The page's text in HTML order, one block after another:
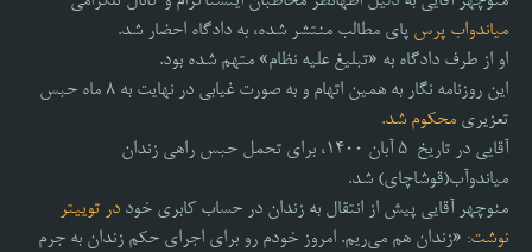
میاندواب پرس پای مطالب منتشر شده، به دادگاه احضار شد.
او از طرف دادگاه به «تبلیغ علیه نظام» متهم شده بود.
این روزنامه نگار به همین اتهام و به صورت غیابی در نهایت به ۸ ماه حبس
تعزیری محکوم شد.
آقایی در تاریخ ۵ آبان ۱۴۰۰، برای تحمل حبس راهی زندان
میاندوآب(قوشاچای) شد.
منوچهر آقایی پیش از انتقال به زندان در حساب کابری خود در توییتر
نوشت: «زندان هم می‌ریم. امروز خودم رو برای اجرای حکم زندان به جرم